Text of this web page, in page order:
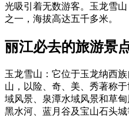
光吸引着无数游客。玉龙雪
之一，海拔高达五千多米。
丽江必去的旅游景
玉龙雪山：它位于玉龙纳西
山，以险、奇、美、秀著称
域风景、泉潭水域风景和草
黑水河、蓝月谷及宝山石头城